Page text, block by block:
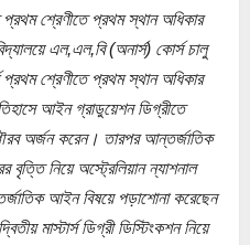
শ্রেণীতে প্রথম স্থান অধিকার
এল,এল,বি (অনার্স) কোর্স চালু
শ্রেণীতে প্রথম স্থান অধিকার
আইন গ্রাডুয়েশন ডিগ্রীতে
অর্জন করেন। তারপর আন্তর্জাতিক
বৃত্তি নিয়ে অস্ট্রেলিয়ান ন্যাশনাল
আইন বিষয়ে পড়াশোনা করেছেন
মাস্টার্স ডিগ্রী ডিস্টিংকশন নিয়ে